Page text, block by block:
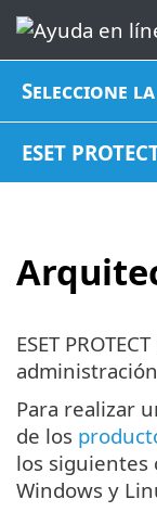
Seleccione
ESET
ESET
Para realizar
de los
los siguientes
Windows y